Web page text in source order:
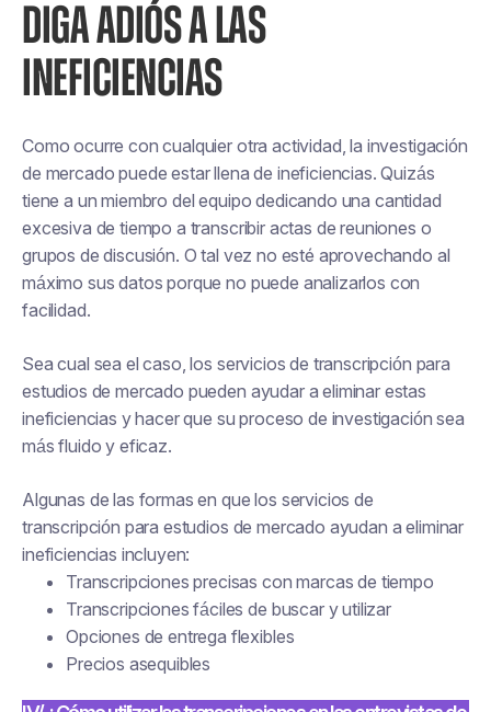
DIGA ADIÓS A LAS
INEFICIENCIAS
Como ocurre con cualquier otra actividad, la investigación
de mercado puede estar llena de ineficiencias. Quizás
tiene a un miembro del equipo dedicando una cantidad
excesiva de tiempo a transcribir actas de reuniones o
grupos de discusión. O tal vez no esté aprovechando al
máximo sus datos porque no puede analizarlos con
facilidad.
Sea cual sea el caso, los servicios de transcripción para
estudios de mercado pueden ayudar a eliminar estas
ineficiencias y hacer que su proceso de investigación sea
más fluido y eficaz.
Algunas de las formas en que los servicios de
transcripción para estudios de mercado ayudan a eliminar
ineficiencias incluyen:
Transcripciones precisas con marcas de tiempo
Transcripciones fáciles de buscar y utilizar
Opciones de entrega flexibles
Precios asequibles